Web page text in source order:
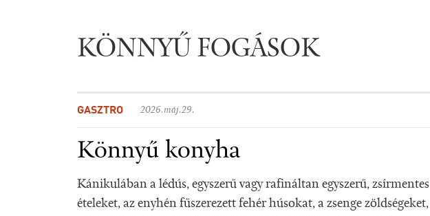
KÖNNYŰ FOGÁSOK
GASZTRO 2026.máj.29.
Könnyű konyha
Kánikulában a lédús, egyszerű vagy rafináltan egyszerű, zsírmentes
ételeket, az enyhén fűszerezett fehér húsokat, a zsenge zöldségeket,